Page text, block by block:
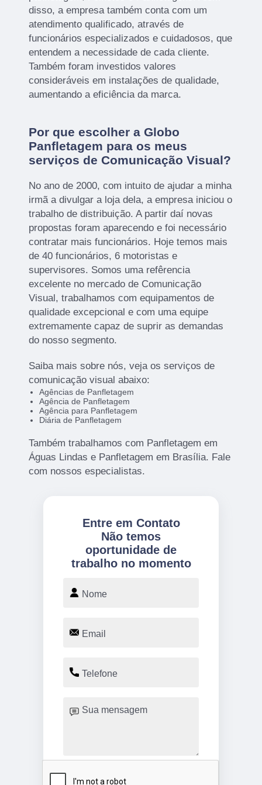
disso, a empresa também conta com um
atendimento qualificado, através de
funcionários especializados e cuidadosos, que
entendem a necessidade de cada cliente.
Também foram investidos valores
consideráveis em instalações de qualidade,
aumentando a eficiência da marca.
Por que escolher a Globo
Panfletagem para os meus
serviços de Comunicação Visual?
No ano de 2000, com intuito de ajudar a minha
irmã a divulgar a loja dela, a empresa iniciou o
trabalho de distribuição. A partir daí novas
propostas foram aparecendo e foi necessário
contratar mais funcionários. Hoje temos mais
de 40 funcionários, 6 motoristas e
supervisores. Somos uma refêrencia
excelente no mercado de Comunicação
Visual, trabalhamos com equipamentos de
qualidade excepcional e com uma equipe
extremamente capaz de suprir as demandas
do nosso segmento.
Saiba mais sobre nós, veja os serviços de
comunicação visual abaixo:
Agências de Panfletagem
Agência de Panfletagem
Agência para Panfletagem
Diária de Panfletagem
Também trabalhamos com Panfletagem em
Águas Lindas e Panfletagem em Brasília. Fale
com nossos especialistas.
Entre em Contato
Não temos
oportunidade de
trabalho no momento